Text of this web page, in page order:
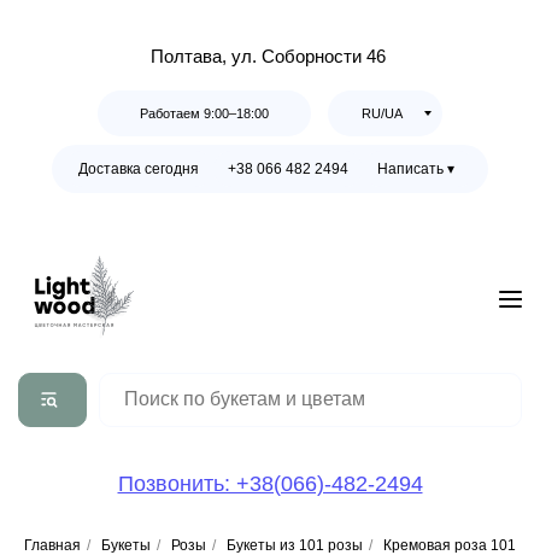
Полтава, ул. Соборности 46
RU/UA
Работаем 9:00–18:00
Доставка сегодня +38 066 482 2494 Написать ▾
Позвонить: +38(066)-482-2494
Главная / Букеты / Розы / Букеты из 101 розы / Кремовая роза 101